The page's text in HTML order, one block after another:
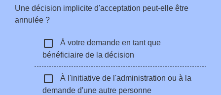
Une décision implicite d'acceptation peut-elle être
annulée ?
check_box_outline_blank
À votre demande en tant que
bénéficiaire de la décision
check_box_outline_blank
À l'initiative de l'administration ou à la
demande d'une autre personne